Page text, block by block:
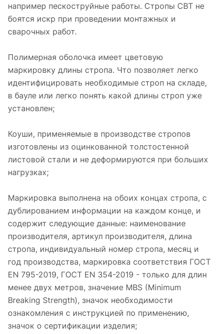
например пескоструйные работы. Стропы СВТ не
боятся искр при проведении монтажных и
сварочных работ.
Полимерная оболочка имеет цветовую
маркировку длины стропа. Что позволяет легко
идентифицировать необходимые строп на складе,
в бауле или легко понять какой длины строп уже
установлен;
Коуши, применяемые в производстве стропов
изготовлены из оцинкованной толстостенной
листовой стали и не деформируются при больших
нагрузках;
Маркировка выполнена на обоих концах стропа, с
дублированием информации на каждом конце, и
содержит следующие данные: наименование
производителя, артикул производителя, длина
стропа, индивидуальный номер стропа, месяц и
год производства, маркировка соответствия ГОСТ
EN 795-2019, ГОСТ EN 354-2019 - только для длин
менее двух метров, значение MBS (Minimum
Breaking Strength), значок необходимости
ознакомления с инструкцией по применению,
значок о сертификации изделия;